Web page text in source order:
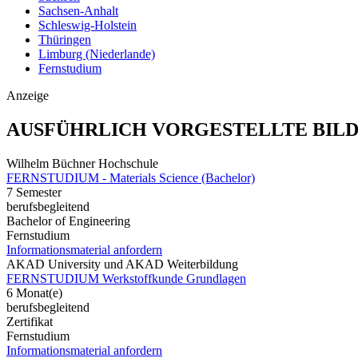
Sachsen-Anhalt
Schleswig-Holstein
Thüringen
Limburg (Niederlande)
Fernstudium
Anzeige
AUSFÜHRLICH VORGESTELLTE
Wilhelm Büchner Hochschule
FERNSTUDIUM - Materials Science (Bachelor)
7 Semester
berufsbegleitend
Bachelor of Engineering
Fernstudium
Informationsmaterial anfordern
AKAD University und AKAD Weiterbildung
FERNSTUDIUM Werkstoffkunde Grundlagen
6 Monat(e)
berufsbegleitend
Zertifikat
Fernstudium
Informationsmaterial anfordern